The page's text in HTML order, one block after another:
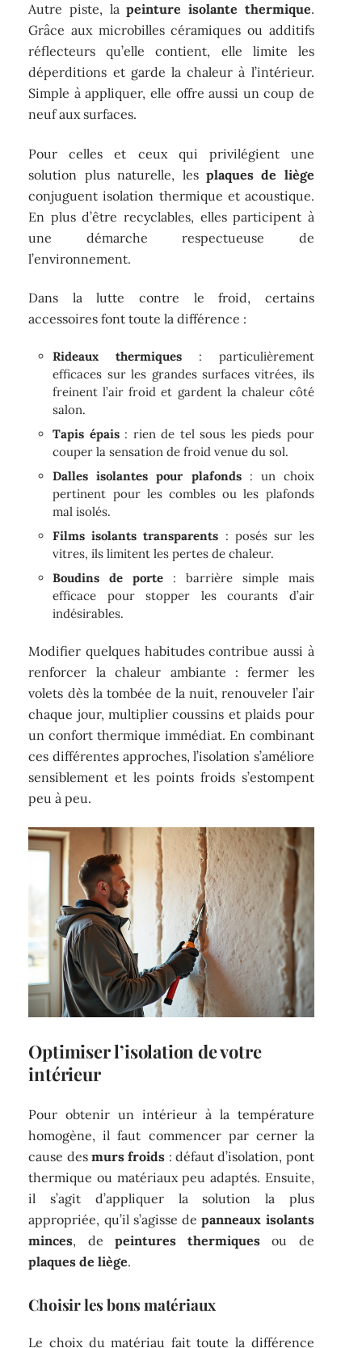
Autre piste, lapeinture isolante thermique.
Grâce aux microbilles céramiques ou additifs
réflecteurs qu’elle contient, elle limite les
déperditions et garde la chaleur à l’intérieur.
Simple à appliquer, elle offre aussi un coup de
neuf aux surfaces.
Pour celles et ceux qui privilégient une
solution plus naturelle, les plaques de liège
conjuguent isolation thermique et acoustique.
En plus d’être recyclables, elles participent à
une démarche respectueuse de
l’environnement.
Dans la lutte contre le froid, certains
accessoires font toute la différence :
Rideaux thermiques : particulièrement
efficaces sur les grandes surfaces vitrées, ils
freinent l’air froid et gardent la chaleur côté
salon.
Tapis épais: rien de tel sous les pieds pour
couper la sensation de froid venue du sol.
Dalles isolantes pour plafonds: un choix
pertinent pour les combles ou les plafonds
mal isolés.
Films isolants transparents : posés sur les
vitres, ils limitent les pertes de chaleur.
Boudins de porte : barrière simple mais
efficace pour stopper les courants d’air
indésirables.
Modifier quelques habitudes contribue aussi à
renforcer la chaleur ambiante : fermer les
volets dès la tombée de la nuit, renouveler l’air
chaque jour, multiplier coussins et plaids pour
un confort thermique immédiat. En combinant
ces différentes approches, l’isolation s’améliore
sensiblement et les points froids s’estompent
peu à peu.
Optimiser l’isolation de votre
intérieur
Pour obtenir un intérieur à la température
homogène, il faut commencer par cerner la
cause desmurs froids : défaut d’isolation, pont
thermique ou matériaux peu adaptés. Ensuite,
il s’agit d’appliquer la solution la plus
appropriée, qu’il s’agisse depanneaux isolants
minces, de peintures thermiques ou de
plaques de liège.
Choisir les bons matériaux
Le choix du matériau fait toute la différence